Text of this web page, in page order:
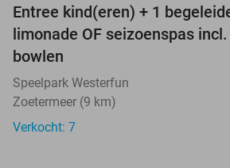
TODAY
Entree kind(eren) + 1
limonade OF seizoenspas
bowlen
Speelpark Westerfun
Zoetermeer (9 km)
Verkocht: 7